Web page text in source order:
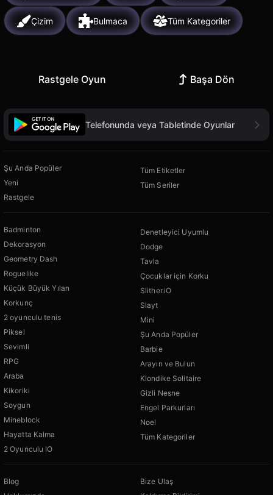
Çizim Bulmaca Tüm Kategoriler
Rastgele Oyun Başa Dön
Telefonunda veya Tabletinde Oyunlar
Şu Anda Popüler
Yeni
Rastgele
Tüm Etiketler
Tüm Seriler
Badminton
Dekorasyon
Geometry Dash
Roguelike
Küçük Büyük Yılan
Korkunç
2 oyunculu tenis
Piksel
Sevimli
RPG
Araba
Kikoriki
Soygun
Mineblock
Hayatta Kalma
2 Oyunculu IO
Denetleyici Uyumlu
Dodge
Tavla
Çocuklar için Korku
Slither.iO
Slayt
Mini
Şu Anda Popüler
Barbie
Arayın ve Bulun
Klondike Solitaire
Gizli Nesne
Engel Parkurları
Noel
Tüm Kategoriler
Blog
Bize Ulaş